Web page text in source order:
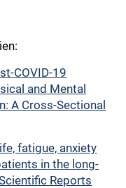
COVID-19
and Mental
A Cross-Sectional
fatigue, anxiety
in the long-
Reports